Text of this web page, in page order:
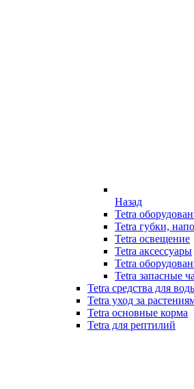
Назад
Tetra
Tetra губки,
Tetra освещение
Tetra аксессуары
Tetra
Tetra запасные
Tetra средства для
Tetra уход за
Tetra основные корма
Tetra для рептилий